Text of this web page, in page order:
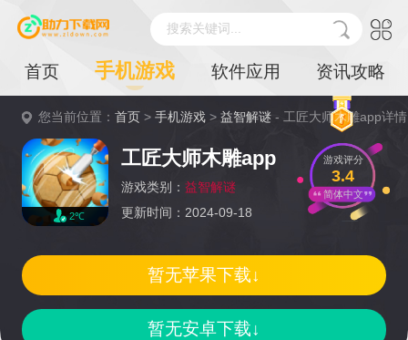
搜索关键词...
首页 手机游戏 软件应用 资讯攻略
您当前位置：首页 >手机游戏 >益智解谜 - 工匠大师木雕app详情
2℃
工匠大师木雕app
游戏类别： 益智解谜
更新时间：2024-09-18
游戏评分
3.4
简体中文
暂无安卓下载↓
暂无苹果下载↓